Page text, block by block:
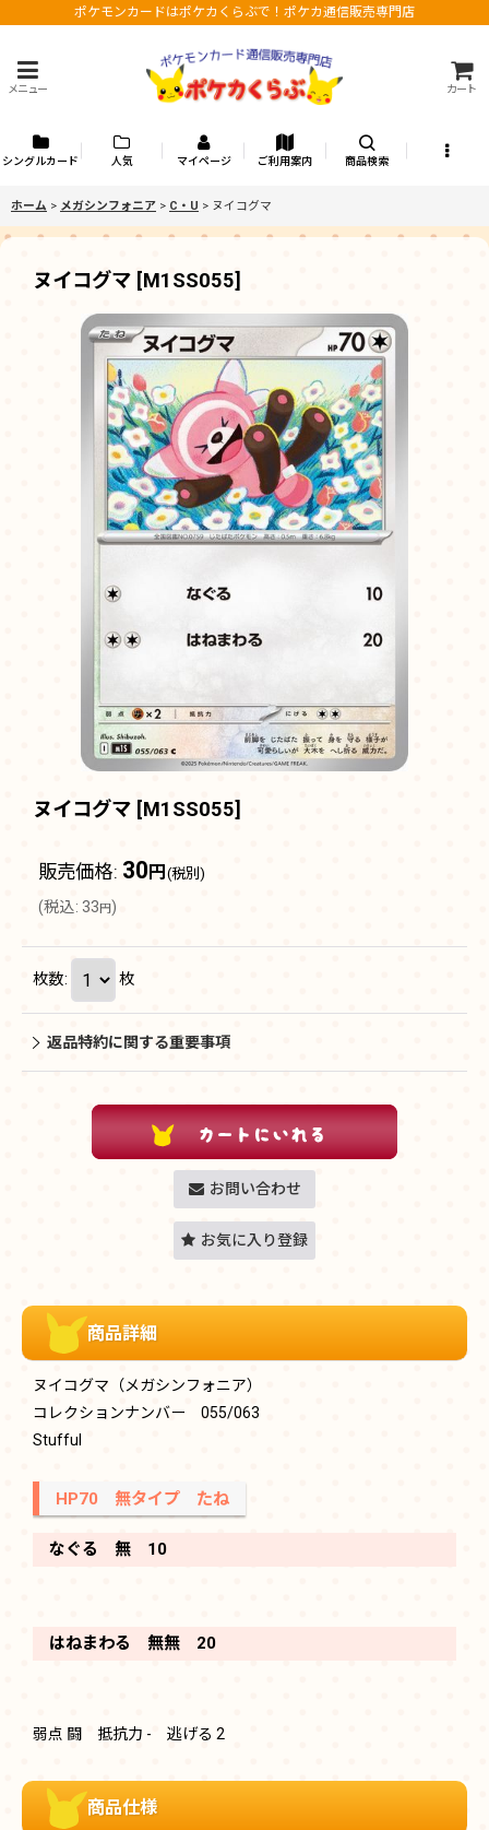
ポケモンカードはポケカくらぶで！ポケカ通信販売専門店
メニュー カート
シングルカード 人気 マイページ ご利用案内 商品検索
ホーム > メガシンフォニア > C・U > ヌイコグマ
ヌイコグマ [M1SS055]
ヌイコグマ [M1SS055]
販売価格: 30 円 (税別)
(税込: 33 円 )
枚数: 枚
返品特約に関する重要事項
お問い合わせ
お気に入り登録
商品詳細
ヌイコグマ（メガシンフォニア）
コレクションナンバー 055/063
Stufful
HP70 無タイプ たね
なぐる 無 10
はねまわる 無無 20
弱点 闘 抵抗力 - 逃げる 2
商品仕様